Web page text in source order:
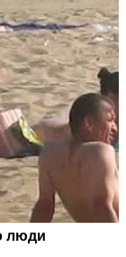
люди